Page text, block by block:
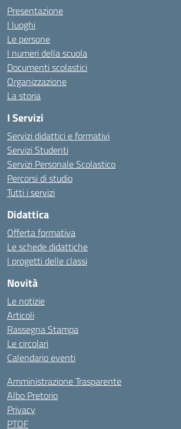
Presentazione
I luoghi
Le persone
I numeri della scuola
Documenti scolastici
Organizzazione
La storia
I Servizi
Servizi didattici e formativi
Servizi Studenti
Servizi Personale Scolastico
Percorsi di studio
Tutti i servizi
Didattica
Offerta formativa
Le schede didattiche
I progetti delle classi
Novità
Le notizie
Articoli
Rassegna Stampa
Le circolari
Calendario eventi
Amministrazione Trasparente
Albo Pretorio
Privacy
PTOF